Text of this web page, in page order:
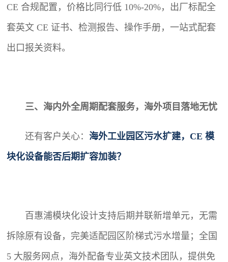
CE 合规配置，价格比同行低 10%-20%，出厂标配全
套英文 CE 证书、检测报告、操作手册，一站式配套
出口报关资料。
三、海内外全周期配套服务，海外项目落地无忧
还有客户关心：海外工业园区污水扩建，CE 模
块化设备能否后期扩容加装？
百惠浦模块化设计支持后期并联新增单元，无需
拆除原有设备，完美适配园区阶梯式污水增量；全国
5 大服务网点，海外配备专业英文技术团队，提供免